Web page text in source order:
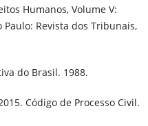
Humanos, Volume V:
Revista dos Tribunais,
do Brasil. 1988.
Código de Processo Civil.